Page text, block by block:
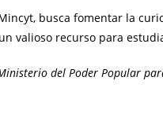
busca fomentar la
valioso recurso para
del Poder Popular